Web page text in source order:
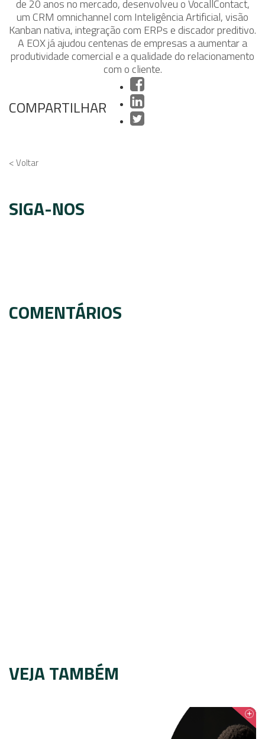
de 20 anos no mercado, desenvolveu o VocallContact,
um CRM omnichannel com Inteligência Artificial, visão
Kanban nativa, integração com ERPs e discador preditivo.
A EOX já ajudou centenas de empresas a aumentar a
produtividade comercial e a qualidade do relacionamento
com o cliente.
COMPARTILHAR
< Voltar
SIGA-NOS
COMENTÁRIOS
VEJA TAMBÉM